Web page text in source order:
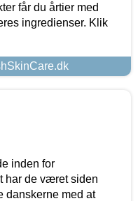
får du årtier med
ingredienser. Klik
inden for
har de været siden
danskerne med at